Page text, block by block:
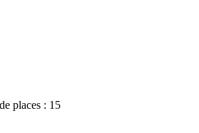
places : 15